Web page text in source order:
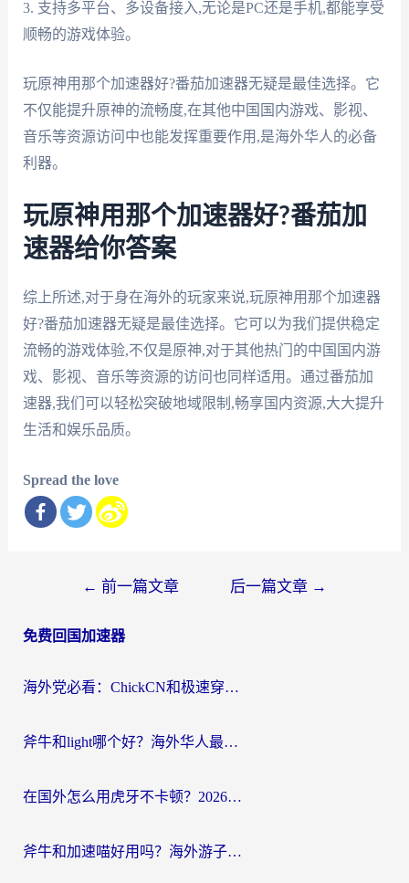
3. 支持多平台、多设备接入,无论是PC还是手机,都能享受
顺畅的游戏体验。
玩原神用那个加速器好?番茄加速器无疑是最佳选择。它
不仅能提升原神的流畅度,在其他中国国内游戏、影视、
音乐等资源访问中也能发挥重要作用,是海外华人的必备
利器。
玩原神用那个加速器好?番茄加
速器给你答案
综上所述,对于身在海外的玩家来说,玩原神用那个加速器
好?番茄加速器无疑是最佳选择。它可以为我们提供稳定
流畅的游戏体验,不仅是原神,对于其他热门的中国国内游
戏、影视、音乐等资源的访问也同样适用。通过番茄加
速器,我们可以轻松突破地域限制,畅享国内资源,大大提升
生活和娱乐品质。
Spread the love
导
← 前一篇文章 后一篇文章 →
免费回国加速器
海外党必看：ChickCN和极速穿梭VPN好用吗？3招教你选对回国加速器无缝刷国内资源
斧牛和light哪个好？海外华人最关心的回国加速器选择难题，一篇讲透
在国外怎么用虎牙不卡顿？2026海外华人亲测有效的回国加速器选择指南
斧牛和加速喵好用吗？海外游子的真实选择困境